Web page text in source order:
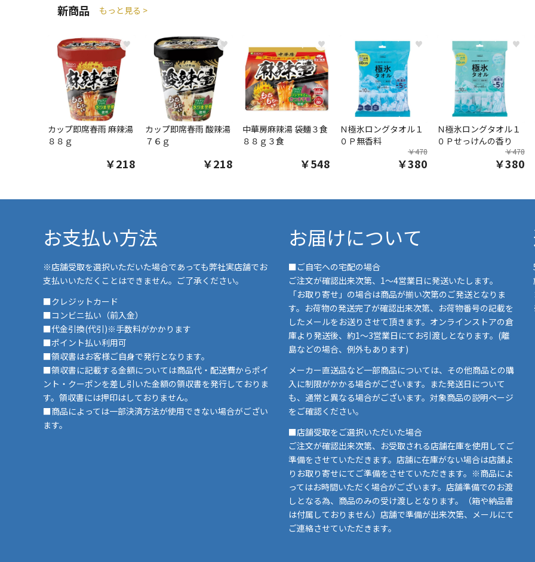
新商品 もっと見る >
♥
カップ即席春雨 麻辣湯
８８ｇ
￥218
♥
カップ即席春雨 酸辣湯
７６ｇ
￥218
♥
中華房麻辣湯 袋麺３食
８８ｇ３食
￥548
♥
Ｎ極氷ロングタオル１
０Ｐ無香料
￥478
￥380
♥
Ｎ極氷ロングタオル１
０Ｐせっけんの香り
￥478
￥380
お支払い方法
※店舗受取を選択いただいた場合であっても弊社実店舗でお
支払いいただくことはできません。ご了承ください。
■クレジットカード
■コンビニ払い（前入金）
■代金引換(代引)※手数料がかかります
■ポイント払い利用可
■領収書はお客様ご自身で発行となります。
■領収書に記載する金額については商品代・配送費からポイ
ント・クーポンを差し引いた金額の領収書を発行しておりま
す。領収書には押印はしておりません。
■商品によっては一部決済方法が使用できない場合がござい
ます。
お届けについて
■ご自宅への宅配の場合
ご注文が確認出来次第、1～4営業日に発送いたします。
「お取り寄せ」の場合は商品が揃い次第のご発送となりま
す。お荷物の発送完了が確認出来次第、お荷物番号の記載を
したメールをお送りさせて頂きます。オンラインストアの倉
庫より発送後、約1～3営業日にてお引渡しとなります。(離
島などの場合、例外もあります)
メーカー直送品など一部商品については、その他商品との購
入に制限がかかる場合がございます。また発送日について
も、通常と異なる場合がございます。対象商品の説明ページ
をご確認ください。
■店舗受取をご選択いただいた場合
ご注文が確認出来次第、お受取される店舗在庫を使用してご
準備をさせていただきます。店舗に在庫がない場合は店舗よ
りお取り寄せにてご準備をさせていただきます。※商品によ
ってはお時間いただく場合がございます。店舗準備でのお渡
しとなる為、商品のみの受け渡しとなります。（箱や納品書
は付属しておりません）店舗で準備が出来次第、メールにて
ご連絡させていただきます。